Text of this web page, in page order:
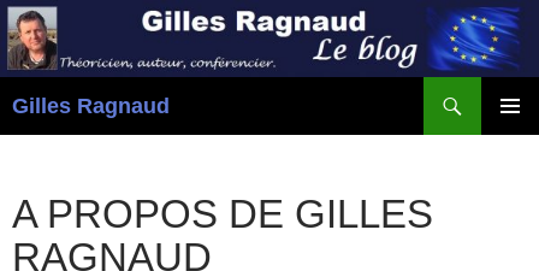
Gilles Ragnaud
A PROPOS DE GILLES
RAGNAUD